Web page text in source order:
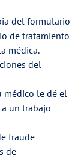
del formulario
de tratamiento
médica.
del
médico le dé el
un trabajo
fraude
de